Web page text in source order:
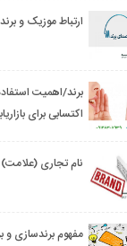
ارتباط موزیک و
برند/اهمیت
اکتسابی برای
نام تجاری
مفهوم برند‌سازی و